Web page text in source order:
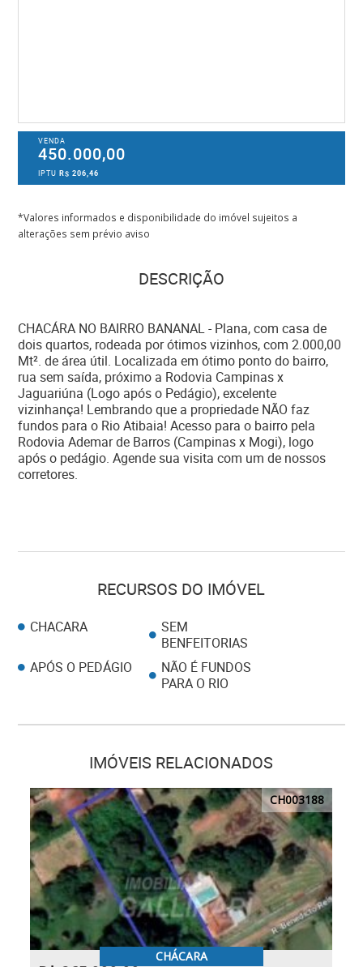
VENDA
450.000,00
IPTUR$ 206,46
*Valores informados e disponibilidade do imóvel sujeitos a
alterações sem prévio aviso
DESCRIÇÃO
CHACÁRA NO BAIRRO BANANAL - Plana, com casa de
dois quartos, rodeada por ótimos vizinhos, com 2.000,00
Mt². de área útil. Localizada em ótimo ponto do bairro,
rua sem saída, próximo a Rodovia Campinas x
Jaguariúna (Logo após o Pedágio), excelente
vizinhança! Lembrando que a propriedade NÃO faz
fundos para o Rio Atibaia! Acesso para o bairro pela
Rodovia Ademar de Barros (Campinas x Mogi), logo
após o pedágio. Agende sua visita com um de nossos
corretores.
RECURSOS DO IMÓVEL
CHACARA
SEM
BENFEITORIAS
APÓS O PEDÁGIO
NÃO É FUNDOS
PARA O RIO
IMÓVEIS RELACIONADOS
CH003188
CHÁCARA